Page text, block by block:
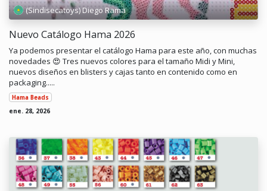
(Sindisecatoys) Diego Rama
Nuevo Catálogo Hama 2026
Ya podemos presentar el catálogo Hama para este año, con muchas
novedades 😍 Tres nuevos colores para el tamaño Midi y Mini,
nuevos diseños en blisters y cajas tanto en contenido como en
packaging.....
Hama Beads
ene. 28, 2026